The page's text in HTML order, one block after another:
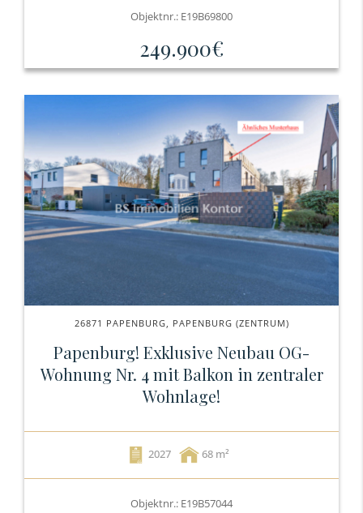
Objektnr.: E19B69800
249.900€
26871 PAPENBURG, PAPENBURG (ZENTRUM)
Papenburg! Exklusive Neubau OG-
Wohnung Nr. 4 mit Balkon in zentraler
Wohnlage!
2027 68
Objektnr.: E19B57044